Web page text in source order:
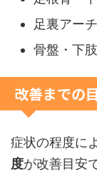
足裏アー
骨盤・下
改善までの
症状の程度に
度が改善目安